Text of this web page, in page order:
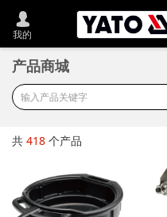
首 页
新品推荐
产品商城
新闻动态
넙
我的
产品商城
共 418 个产品